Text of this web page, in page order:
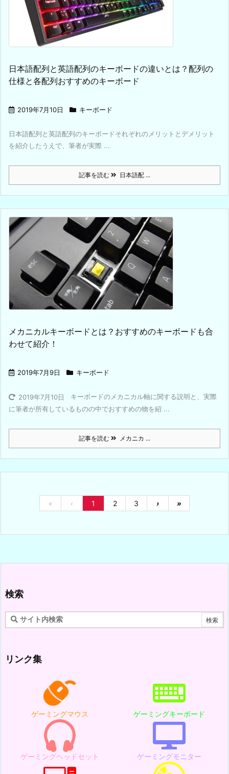
日本語配列と英語配列のキーボードの違いとは？配列の
仕様と各配列おすすめのキーボード
2019年7月10日 キーボード
日本語配列と英語配列のキーボードそれぞれのメリットとデメリット
を紹介したうえで、筆者が実際 ...
記事を読む 日本語配 ...
メカニカルキーボードとは？おすすめのキーボードも合
わせて紹介！
2019年7月9日 キーボード
2019年7月10日
キーボードのメカニカル軸に関する説明と、実際
に筆者が所有しているものの中でおすすめの物を紹 ...
記事を読む メカニカ ...
« ‹ 1 2 3 › »
検索
リンク集
ゲーミングマウス ゲーミングキーボード
ゲーミングヘッドセット ゲーミングモニター